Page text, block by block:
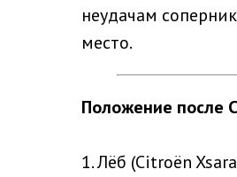
неудачам
место.
Положение после
1. Лёб (Citroën